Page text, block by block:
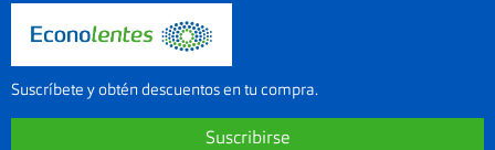
Suscríbete y obtén descuentos en tu compra.
Suscribirse